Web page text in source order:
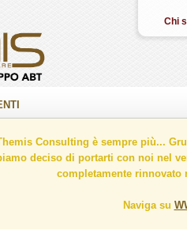
Chi
Consulting è sempre più...
deciso di portarti con noi nel
completamente
Naviga su